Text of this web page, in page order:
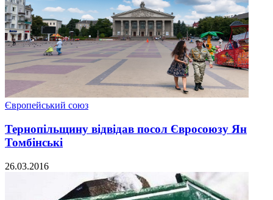
Європейський союз
Тернопільщину відвідав посол Євросоюзу Ян
Томбінські
26.03.2016